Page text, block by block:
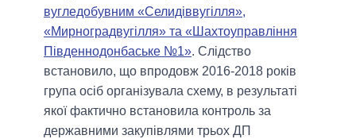
вугледобувним «Селидіввугілля»,
«Мирноградвугілля» та «Шахтоуправління
Південнодонбаське №1». Слідство
встановило, що впродовж 2016-2018 років
група осіб організувала схему, в результаті
якої фактично встановила контроль за
державними закупівлями трьох ДП